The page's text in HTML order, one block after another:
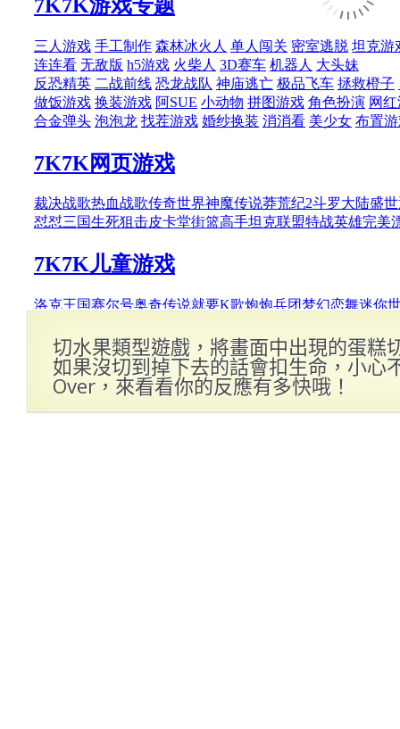
切水果類型遊戲，將畫面中出現的蛋糕
如果沒切到掉下去的話會扣生命，小心
Over，來看看你的反應有多快哦！